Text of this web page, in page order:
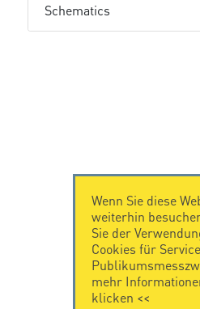
Schematics
Wenn Sie diese
weiterhin
Sie der
Cookies für
mehr
klicken <<